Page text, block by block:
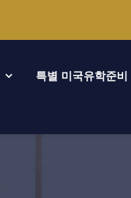
특별 미국유학준비